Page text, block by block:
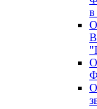
в
О
О
О